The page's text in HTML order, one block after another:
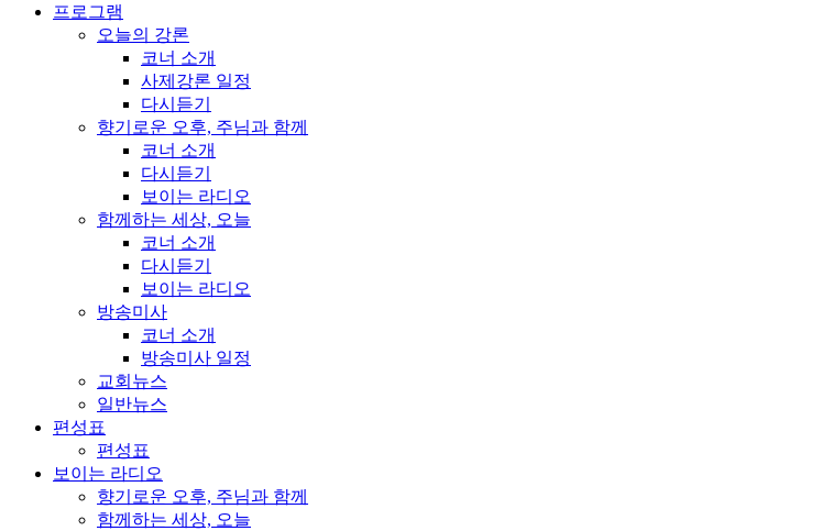
프로그램
오늘의 강론
코너 소개
사제강론 일정
다시듣기
향기로운 오후, 주님과 함께
코너 소개
다시듣기
보이는 라디오
함께하는 세상, 오늘
코너 소개
다시듣기
보이는 라디오
방송미사
코너 소개
방송미사 일정
교회뉴스
일반뉴스
편성표
편성표
보이는 라디오
향기로운 오후, 주님과 함께
함께하는 세상, 오늘